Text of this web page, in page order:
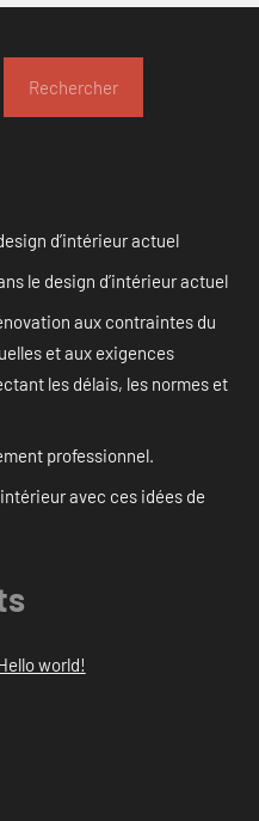
Rechercher
d’intérieur actuel
le design d’intérieur actuel
aux contraintes du
et aux exigences
les délais, les normes et
professionnel.
avec ces idées de
world!